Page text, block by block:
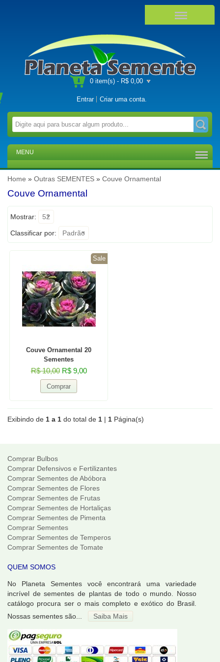
Entrar Criar uma conta.
0 item(s) - R$ 0,00
MENU
Home » Outras SEMENTES » Couve Ornamental
Couve Ornamental
Mostrar: 52
Classificar por: Padrão
Sale
Couve Ornamental 20
Sementes
R$ 10,00 R$ 9,00
Exibindo de 1 a 1 do total de 1 | 1 Página(s)
Comprar Bulbos
Comprar Defensivos e Fertilizantes
Comprar Sementes de Abóbora
Comprar Sementes de Flores
Comprar Sementes de Frutas
Comprar Sementes de Hortaliças
Comprar Sementes de Pimenta
Comprar Sementes
Comprar Sementes de Temperos
Comprar Sementes de Tomate
QUEM SOMOS
No Planeta Sementes você encontrará uma variedade
incrível de sementes de plantas de todo o mundo. Nosso
catálogo procura ser o mais completo e exótico do Brasil.
Nossas sementes são...
Saiba Mais